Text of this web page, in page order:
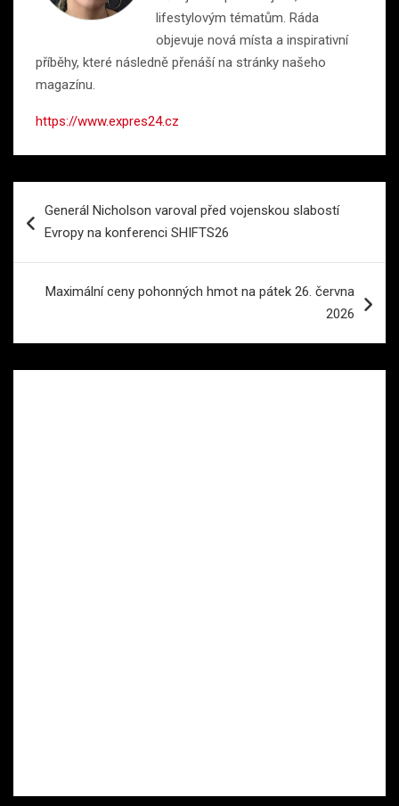
lifestylovým tématům. Ráda
objevuje nová místa a inspirativní
příběhy, které následně přenáší na stránky našeho
magazínu.
https://www.expres24.cz
proGenerál Nicholson varoval před vojenskou slabostí
Evropy na konferenci SHIFTS26
Maximální ceny pohonných hmot na pátek 26. června
2026